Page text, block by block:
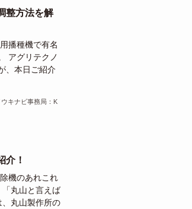
整方法を解
播種機で有名
アグリテクノ
、本日ご紹介
ウキナビ事務局：K
介！
機のあれこれ
丸山と言えば
丸山製作所の